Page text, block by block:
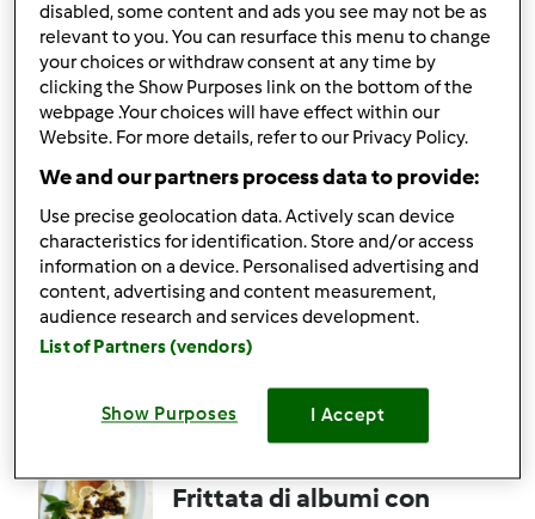
profumo di cannella e
vaniglia
daangela270589
4 4 facile 12 3h 0min
5.0 (2)
Cotolette di pollo
aromatizzate
daOspite
6
Frittata di albumi con
disabled, some content and ads you see may not be as
relevant to you. You can resurface this menu to change
your choices or withdraw consent at any time by
clicking the Show Purposes link on the bottom of the
webpage .Your choices will have effect within our
Website. For more details, refer to our Privacy Policy.
We and our partners process data to provide:
Use precise geolocation data. Actively scan device
characteristics for identification. Store and/or access
information on a device. Personalised advertising and
content, advertising and content measurement,
audience research and services development.
List of Partners (vendors)
Show Purposes I Accept